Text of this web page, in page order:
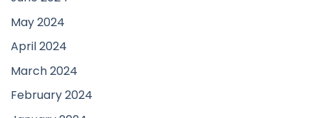
May 2024
April 2024
March 2024
February 2024